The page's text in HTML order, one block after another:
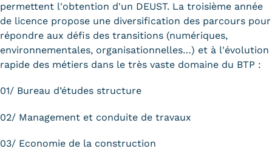
Infos pratiques
Discrimination/égalité/mixité
Handi'Cnam
Témoignages
Statistiques
FAQ
permettent l'obtention d'un DEUST. La troisième année
de licence propose une diversification des parcours pour
répondre aux défis des transitions (numériques,
environnementales, organisationnelles…) et à l'évolution
rapide des métiers dans le très vaste domaine du BTP :
01/ Bureau d’études structure
02/ Management et conduite de travaux
03/ Economie de la construction